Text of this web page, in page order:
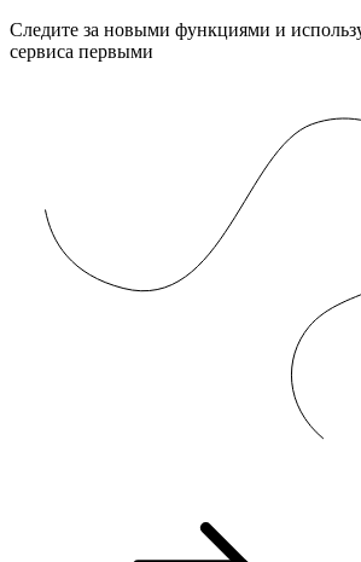
Следите за новыми функциями и
сервиса первыми